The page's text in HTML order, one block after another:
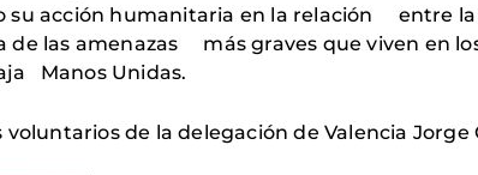
su acción humanitaria en la relación entre la
las amenazas más graves que viven en
Manos Unidas.
de la delegación de Valencia Jorge